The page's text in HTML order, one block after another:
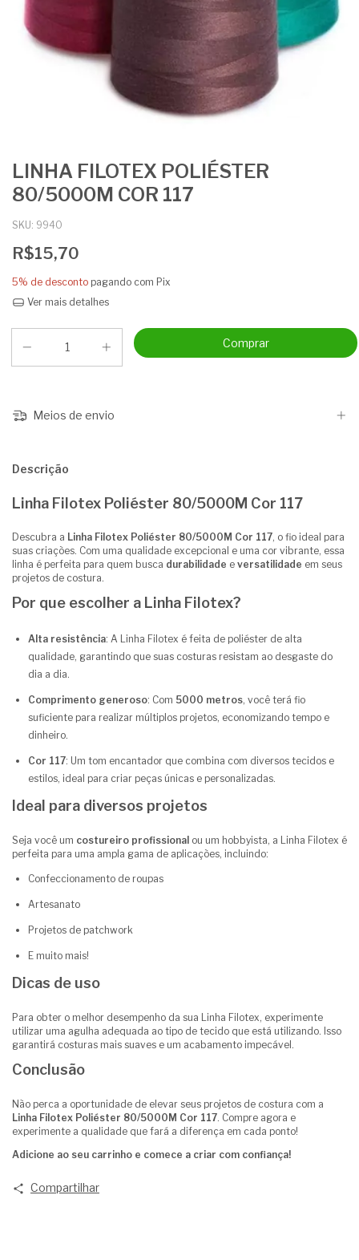
LINHA FILOTEX POLIÉSTER
80/5000M COR 117
SKU: 9940
R$15,70
5% de desconto pagando com Pix
Ver mais detalhes
Meios de envio
Descrição
Linha Filotex Poliéster 80/5000M Cor 117
Descubra a Linha Filotex Poliéster 80/5000M Cor 117, o fio ideal para
suas criações. Com uma qualidade excepcional e uma cor vibrante, essa
linha é perfeita para quem busca durabilidade e versatilidade em seus
projetos de costura.
Por que escolher a Linha Filotex?
Alta resistência: A Linha Filotex é feita de poliéster de alta
qualidade, garantindo que suas costuras resistam ao desgaste do
dia a dia.
Comprimento generoso: Com 5000 metros, você terá fio
suficiente para realizar múltiplos projetos, economizando tempo e
dinheiro.
Cor 117: Um tom encantador que combina com diversos tecidos e
estilos, ideal para criar peças únicas e personalizadas.
Ideal para diversos projetos
Seja você um costureiro profissional ou um hobbyista, a Linha Filotex é
perfeita para uma ampla gama de aplicações, incluindo:
Confeccionamento de roupas
Artesanato
Projetos de patchwork
E muito mais!
Dicas de uso
Para obter o melhor desempenho da sua Linha Filotex, experimente
utilizar uma agulha adequada ao tipo de tecido que está utilizando. Isso
garantirá costuras mais suaves e um acabamento impecável.
Conclusão
Não perca a oportunidade de elevar seus projetos de costura com a
Linha Filotex Poliéster 80/5000M Cor 117. Compre agora e
experimente a qualidade que fará a diferença em cada ponto!
Adicione ao seu carrinho e comece a criar com confiança!
Compartilhar